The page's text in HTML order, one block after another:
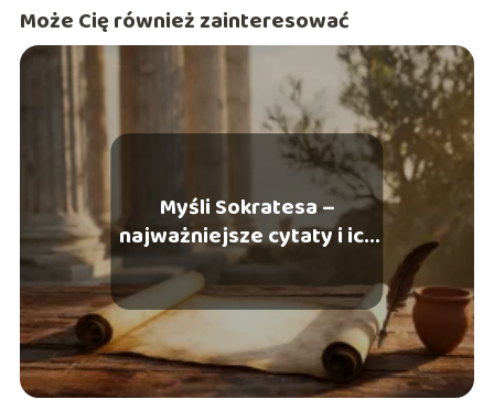
Może Cię również zainteresować
Myśli Sokratesa –
najważniejsze cytaty i ich
znaczenie